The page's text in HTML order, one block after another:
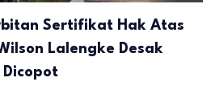
Sertifikat Hak Atas
Lalengke Desak
Dicopot